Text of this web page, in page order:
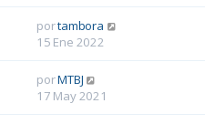
portambora
15 Ene 2022
porMTBJ
17 May 2021